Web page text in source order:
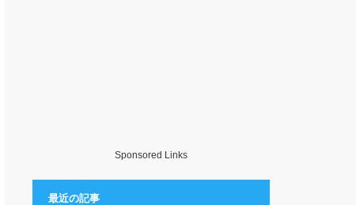
Sponsored Links
最近の記事